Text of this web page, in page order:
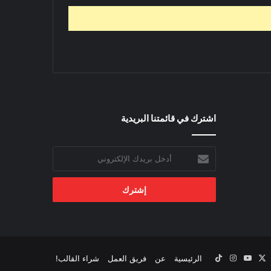
اشترك في قائمتنا البريدية
بريدك
الإلكتروني
الرئيسية عن فريق العمل شراء القالب! ‫YouTubeانستقرام‫TikTok